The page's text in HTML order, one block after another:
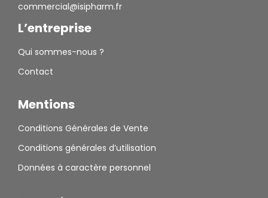
commercial@isipharm.fr
L’entreprise
Qui sommes-nous ?
Contact
Mentions
Conditions Générales de Vente
Conditions générales d’utilisation
Données à caractère personnel